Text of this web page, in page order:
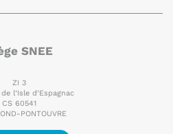
SNEE
ZI 3
l’Isle d’Espagnac
CS 60541
PONTOUVRE